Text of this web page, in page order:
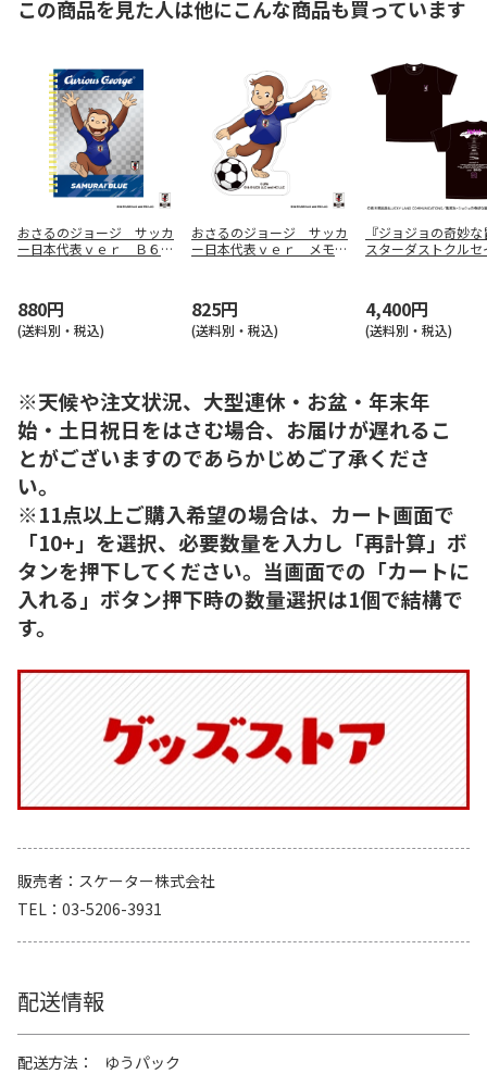
この商品を見た人は他にこんな商品も買っています
おさるのジョージ サッカ
ー日本代表ｖｅｒ Ｂ６リ
880円
(送料別・税込)
おさるのジョージ サッカ
ー日本代表ｖｅｒ メモス
825円
(送料別・税込)
『ジョジョの奇妙
スターダストクルセ
4,400円
(送料別・税込)
※天候や注文状況、大型連休・お盆・年末年
始・土日祝日をはさむ場合、お届けが遅れるこ
とがございますのであらかじめご了承くださ
い。
※11点以上ご購入希望の場合は、カート画面で
「10+」を選択、必要数量を入力し「再計算」ボ
タンを押下してください。当画面での「カートに
入れる」ボタン押下時の数量選択は1個で結構で
す。
販売者
スケーター株式会社
TEL
03-5206-3931
配送情報
配送方法
ゆうパック